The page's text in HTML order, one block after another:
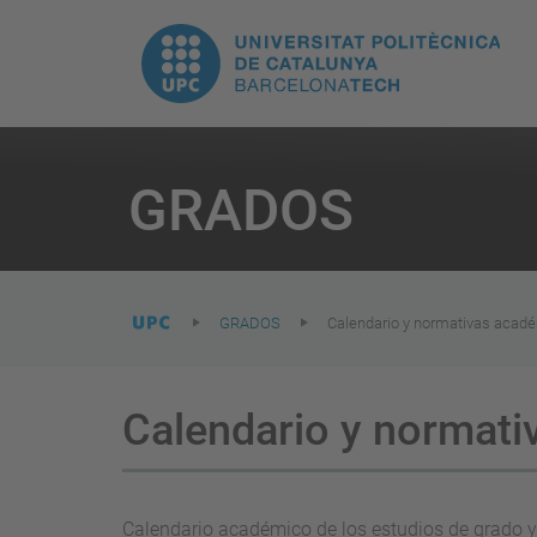
UPC.
Universitat
Politècnica
de
Catalunya
GRADOS
are
here:
GRADOS Calendario y normativas
Calendario y
Calendario académico de los estudios de